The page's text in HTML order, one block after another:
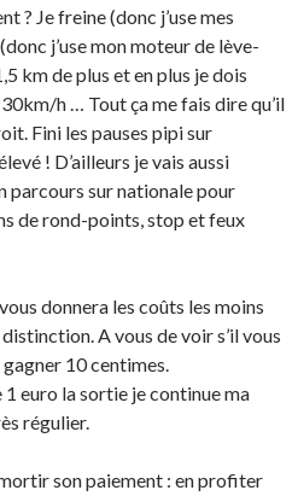
? Je freine (donc j’use mes
j’use mon moteur de lève-
km de plus et en plus je dois
h … Tout ça me fais dire qu’il
Fini les pauses pipi sur
! D’ailleurs je vais aussi
parcours sur nationale pour
de rond-points, stop et feux
donnera les coûts les moins
A vous de voir s’il vous
10 centimes.
euro la sortie je continue ma
régulier.
son paiement : en profiter